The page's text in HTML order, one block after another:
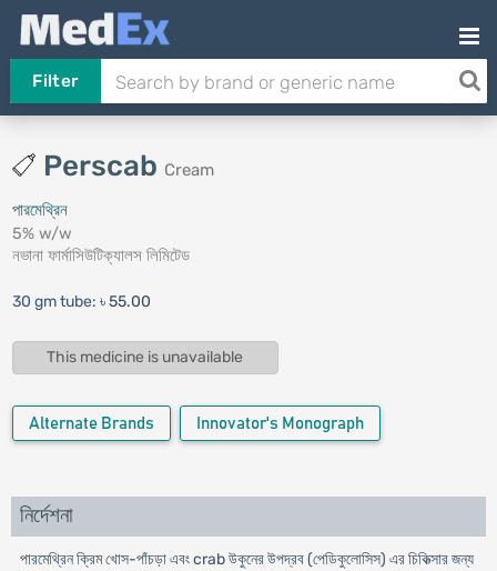
Filter
Perscab Cream
পারমেথ্রিন
5% w/w
নভানা ফার্মাসিউটিক্যালস লিমিটেড
30 gm tube: ৳ 55.00
This medicine is unavailable
Alternate Brands Innovator's Monograph
নির্দেশনা
পারমেথ্রিন ক্রিম খোস-পাঁচড়া এবং crab উকুনের উপদ্রব (পেডিকুলোসিস) এর চিকিত্সার জন্য